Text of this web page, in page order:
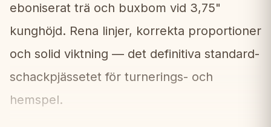
eboniserat trä och buxbom vid 3,75"
kunghöjd. Rena linjer, korrekta proportioner
och solid viktning — det definitiva standard-
schackpjässetet för turnerings- och
hemspel.